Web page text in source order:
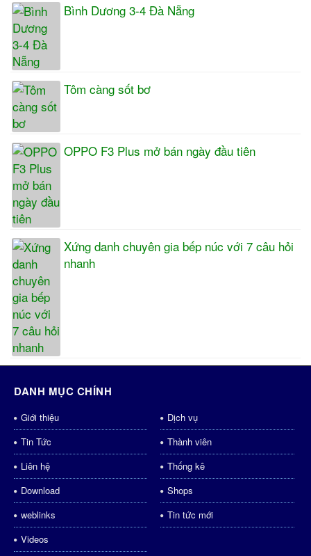
Bình Dương 3-4 Đà Nẵng
Tôm càng sốt bơ
OPPO F3 Plus mở bán ngày đầu tiên
Xứng danh chuyên gia bếp núc với 7 câu hỏi
nhanh
DANH MỤC CHÍNH
Giới thiệu
Dịch vụ
Tin Tức
Thành viên
Liên hệ
Thống kê
Download
Shops
weblinks
Tin tức mới
Videos